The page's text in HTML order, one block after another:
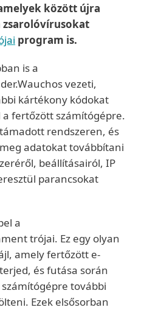
között újra
program is.
is a
vezeti,
kártékony kódokat
fertőzött számítógépre.
rendszeren, és
adatokat továbbítani
beállításairól, IP
parancsokat
a
trójai. Ez egy olyan
amely fertőzött e-
és futása során
további
Ezek elsősorban